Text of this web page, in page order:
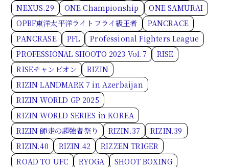
NEXUS.29 ONE Championship
ONE SAMURAI
OPBF東洋太平洋ライトフライ級王者
PANCRACE
PANCRASE
PFL
Professional Fighters League
PROFESSIONAL SHOOTO 2023 Vol.7
RISE
RISEチャンピオン
RIZIN
RIZIN LANDMARK 7 in Azerbaijan
RIZIN WORLD GP 2025
RIZIN WORLD SERIES in KOREA
RIZIN 師走の超強者祭り
RIZIN.37
RIZIN.39
RIZIN.40
RIZIN.42
RIZZEN TRIGER
ROAD TO UFC
RYOGA
SHOOT BOXING